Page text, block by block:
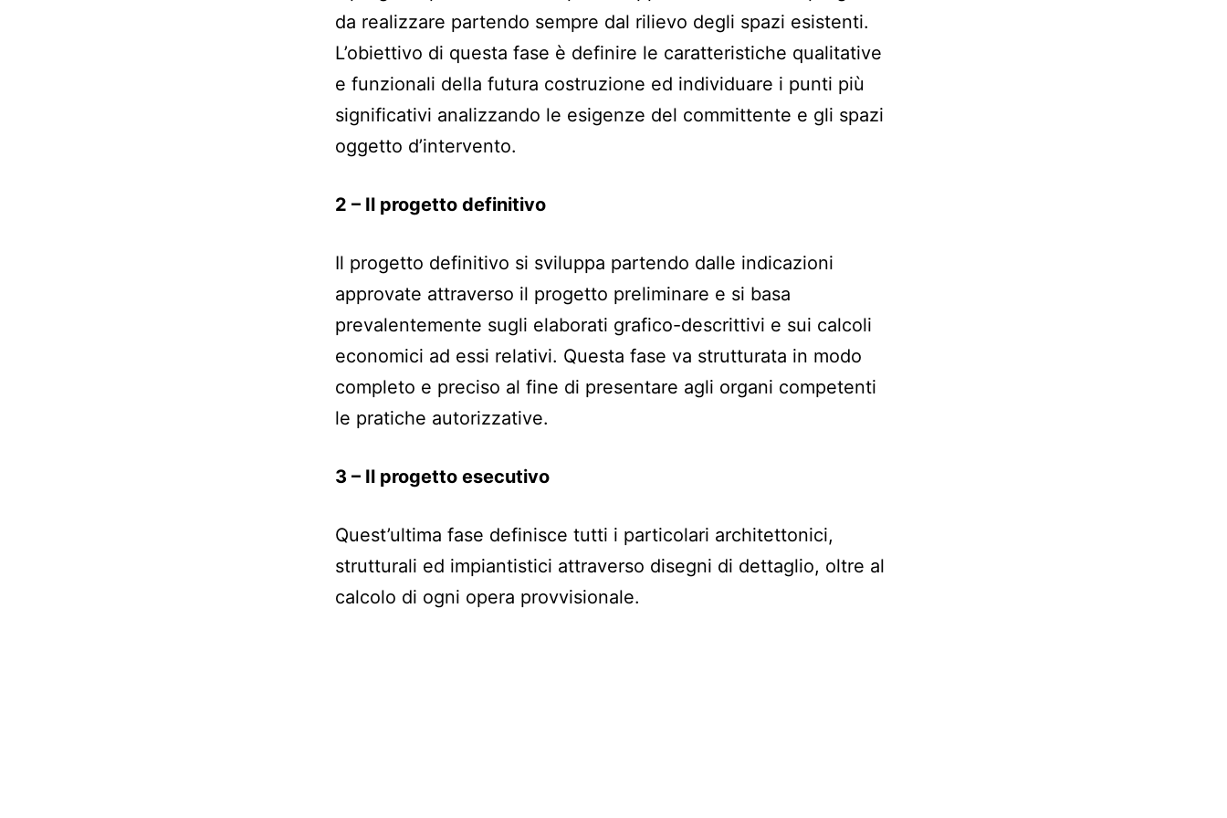
da realizzare partendo sempre dal rilievo degli spazi esistenti.
L’obiettivo di questa fase è definire le caratteristiche qualitative
e funzionali della futura costruzione ed individuare i punti più
significativi analizzando le esigenze del committente e gli spazi
oggetto d’intervento.
2 – Il progetto definitivo
Il progetto definitivo si sviluppa partendo dalle indicazioni
approvate attraverso il progetto preliminare e si basa
prevalentemente sugli elaborati grafico-descrittivi e sui calcoli
economici ad essi relativi. Questa fase va strutturata in modo
completo e preciso al fine di presentare agli organi competenti
le pratiche autorizzative.
3 – Il progetto esecutivo
Quest’ultima fase definisce tutti i particolari architettonici,
strutturali ed impiantistici attraverso disegni di dettaglio, oltre al
calcolo di ogni opera provvisionale.